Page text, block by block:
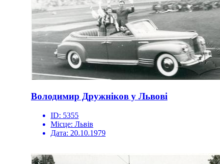
Володимир Дружніков у Львові
ID: 5355
Місце: Львів
Дата: 20.10.1979